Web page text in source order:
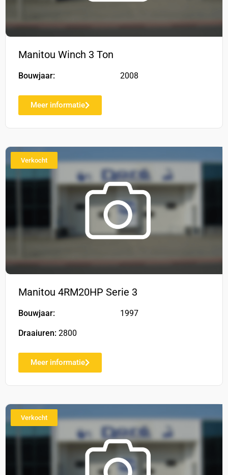
Manitou Winch 3 Ton
Bouwjaar: 2008
Meer informatie
Verkocht
Manitou 4RM20HP Serie 3
Draaiuren: 2800
Bouwjaar: 1997
Meer informatie
Verkocht